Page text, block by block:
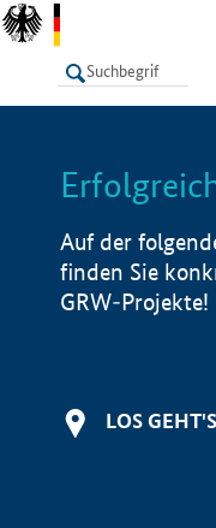
LISTE
Auf der
finden Sie
GRW-Projekte!
LOS GEHT'S